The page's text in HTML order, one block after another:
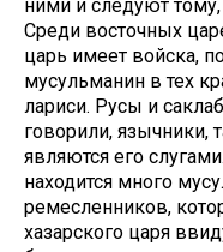
ними и следуют
Среди восточных
царь имеет войска,
мусульманин в тех
лариси. Русы и
говорили, язычники,
являются его
находится много
ремесленников,
хазарского царя